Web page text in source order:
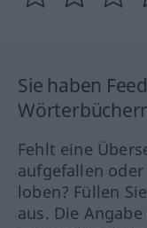
Sie haben
Fehlt eine
aufgefallen
loben? Füllen
aus. Die